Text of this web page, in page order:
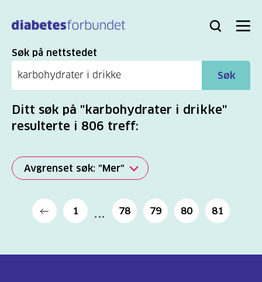
hovedinnhold
Bli
Logg
Søk Meny
Søk
Søk på nettstedet
Søk
Ditt søk på "karbohydrater i drikke"
resulterte i 806 treff:
Avgrenset søk: "Mer"
Alle
(2277)
(806)
1 78 79 80 81